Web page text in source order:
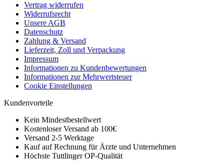
Vertrag widerrufen
Widerrufsrecht
Unsere AGB
Datenschutz
Zahlung & Versand
Lieferzeit, Zoll und Verpackung
Impressum
Informationen zu Kundenbewertungen
Informationen zur Mehrwertsteuer
Cookie Einstellungen
Kundenvorteile
Kein Mindestbestellwert
Kostenloser Versand ab 100€
Versand 2-5 Werktage
Kauf auf Rechnung für Ärzte und Unternehmen
Höchste Tuttlinger OP-Qualität